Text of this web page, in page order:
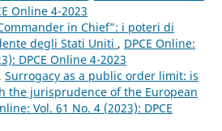
Online 4-2023
in Chief”: i poteri di
degli Stati Uniti , DPCE Online:
DPCE Online 4-2023
Surrogacy as a public order limit: is
the jurisprudence of the European
Vol. 61 No. 4 (2023): DPCE